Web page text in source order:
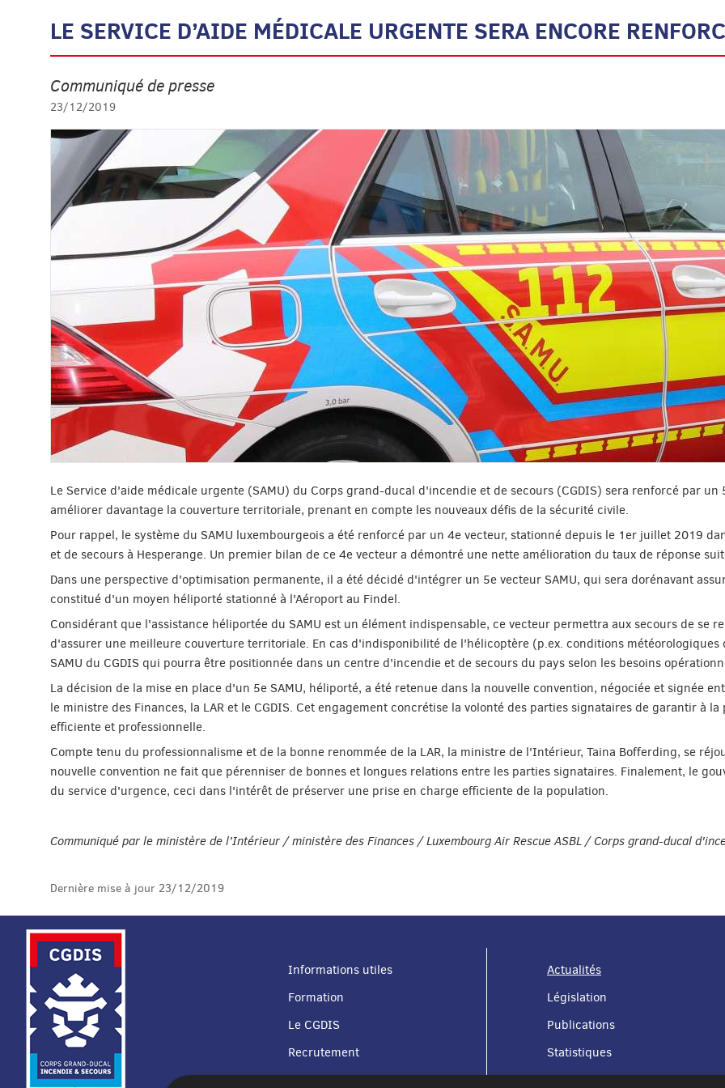
LE SERVICE D’AIDE MÉDICALE URGENTE SERA ENCORE
Communiqué de presse
23/12/2019
Le Service d'aide médicale urgente (SAMU) du Corps grand-ducal d'incendie et de secours (CGDIS) sera renforcé par
améliorer davantage la couverture territoriale, prenant en compte les nouveaux défis de la sécurité civile.
Pour rappel, le système du SAMU luxembourgeois a été renforcé par un 4e vecteur, stationné depuis le 1er juillet 2019
et de secours à Hesperange. Un premier bilan de ce 4e vecteur a démontré une nette amélioration du taux de réponse
Dans une perspective d'optimisation permanente, il a été décidé d'intégrer un 5e vecteur SAMU, qui sera dorénavant
constitué d'un moyen héliporté stationné à l'Aéroport au Findel.
Considérant que l'assistance héliportée du SAMU est un élément indispensable, ce vecteur permettra aux secours de se
d'assurer une meilleure couverture territoriale. En cas d'indisponibilité de l'hélicoptère (p.ex. conditions
SAMU du CGDIS qui pourra être positionnée dans un centre d'incendie et de secours du pays selon les besoins
La décision de la mise en place d'un 5e SAMU, héliporté, a été retenue dans la nouvelle convention, négociée et signée
le ministre des Finances, la LAR et le CGDIS. Cet engagement concrétise la volonté des parties signataires de garantir à
efficiente et professionnelle.
Compte tenu du professionnalisme et de la bonne renommée de la LAR, la ministre de l'Intérieur, Taina Bofferding, se
nouvelle convention ne fait que pérenniser de bonnes et longues relations entre les parties signataires. Finalement, le
du service d'urgence, ceci dans l'intérêt de préserver une prise en charge efficiente de la population.
Communiqué par le ministère de l’Intérieur / ministère des Finances / Luxembourg Air Rescue ASBL / Corps grand-ducal
Dernière mise à jour 23/12/2019
MENU
DE
NAVIGATION
Informations utiles
Formation
Le CGDIS
Recrutement
Actualités
Législation
Publications
Statistiques